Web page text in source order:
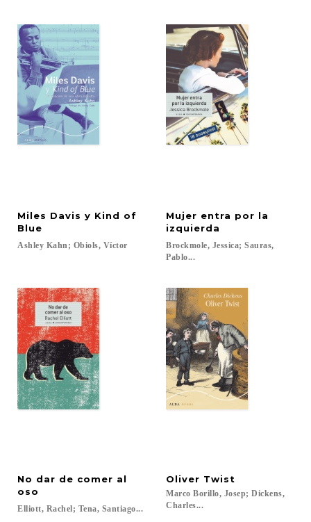
Miles Davis y Kind of
Blue
Ashley Kahn; Obiols, Víctor
Mujer entra por la
izquierda
Brockmole, Jessica; Sauras,
Pablo...
No dar de comer al
oso
Elliott, Rachel; Tena, Santiago...
Oliver Twist
Marco Borillo, Josep; Dickens,
Charles...